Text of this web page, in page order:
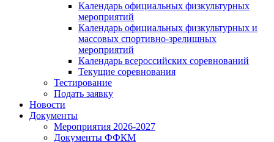
Календарь официальных физкультурных
мероприятий
Календарь официальных физкультурных и
массовых спортивно-зрелищных
мероприятий
Календарь всероссийских соревнований
Текущие соревнования
Тестирование
Подать заявку
Новости
Документы
Мероприятия 2026-2027
Документы ФФКМ